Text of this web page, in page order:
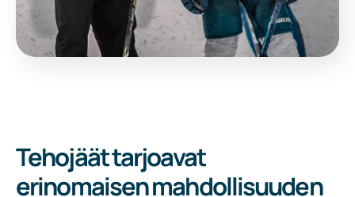
Tehojäät tarjoavat
erinomaisen mahdollisuuden